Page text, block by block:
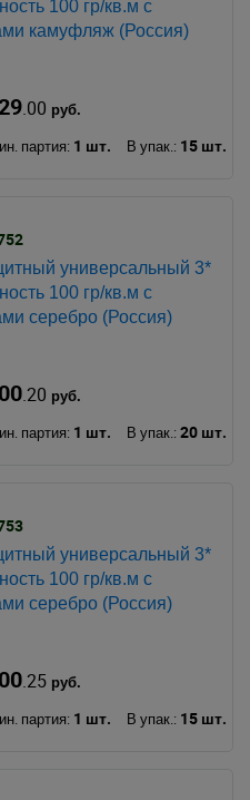
100 гр/кв.м с
камуфляж (Россия)
.00 руб.
партия: 1 шт. В упак.: 15 шт.
универсальный 3*
100 гр/кв.м с
серебро (Россия)
.20 руб.
партия: 1 шт. В упак.: 20 шт.
универсальный 3*
100 гр/кв.м с
серебро (Россия)
.25руб.
партия: 1 шт. В упак.: 15 шт.